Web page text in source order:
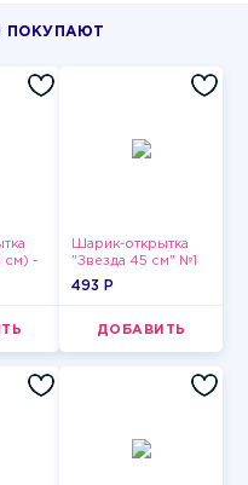
ПОКУПАЮТ
см) -
Шарик-открытка
"Звезда 45 см" №1
493 P
ДОБАВИТЬ